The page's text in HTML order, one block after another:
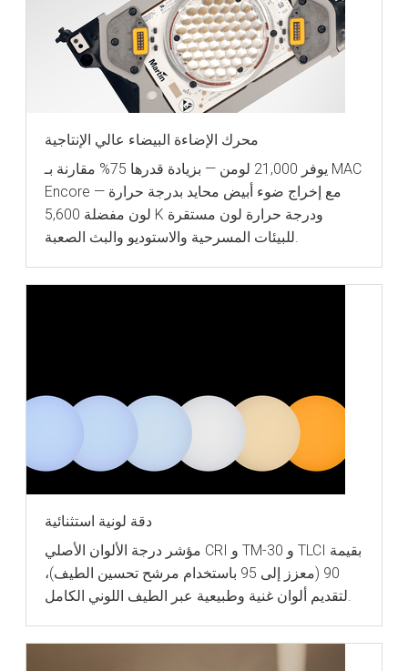
محرك الإضاءة البيضاء عالي الإنتاجية
يوفر 21,000 لومن — بزيادة قدرها 75% مقارنة بـ MAC
Encore — مع إخراج ضوء أبيض محايد بدرجة حرارة
لون مفضلة 5,600 K ودرجة حرارة لون مستقرة
للبيئات المسرحية والاستوديو والبث الصعبة.
دقة لونية استثنائية
مؤشر درجة الألوان الأصلي CRI و TM-30 و TLCI بقيمة
90 (معزز إلى 95 باستخدام مرشح تحسين الطيف)،
لتقديم ألوان غنية وطبيعية عبر الطيف اللوني الكامل.